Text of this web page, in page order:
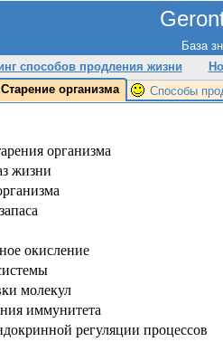
База
способов продления жизни
Старение организма Способы
организма
жизни
окисление
молекул
иммунитета
регуляции процессов